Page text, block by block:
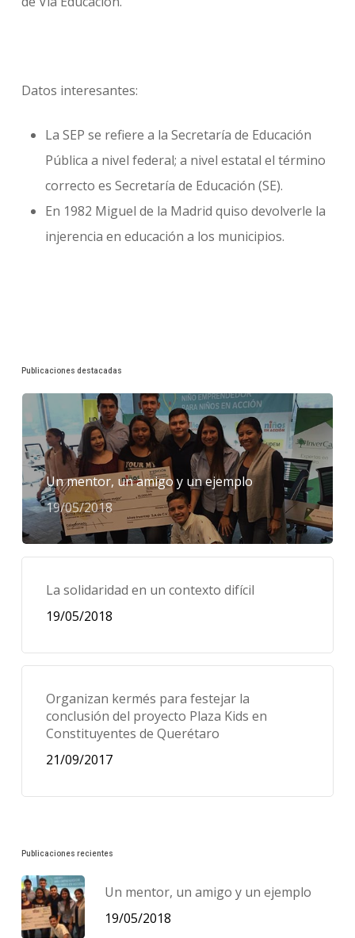
Datos interesantes:
La SEP se refiere a la Secretaría de Educación
Pública a nivel federal; a nivel estatal el término
correcto es Secretaría de Educación (SE).
En 1982 Miguel de la Madrid quiso devolverle la
injerencia en educación a los municipios.
Publicaciones destacadas
Un mentor, un amigo y un ejemplo
19/05/2018
La solidaridad en un contexto difícil
19/05/2018
Organizan kermés para festejar la
conclusión del proyecto Plaza Kids en
Constituyentes de Querétaro
21/09/2017
Publicaciones recientes
Un mentor, un amigo y un ejemplo
19/05/2018